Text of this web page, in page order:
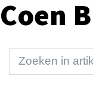
Coen